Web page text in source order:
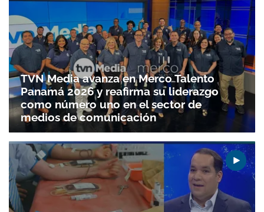
TVN Media avanza en Merco Talento
Panamá 2026 y reafirma su liderazgo
como número uno en el sector de
medios de comunicación